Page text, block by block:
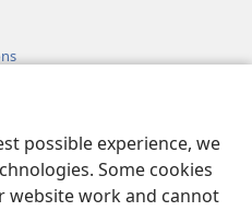
possible experience, we
Some cookies
website work and cannot